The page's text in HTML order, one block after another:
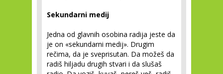
Sekundarni medij
Jedna od glavnih osobina radija jeste da
je on «sekundarni medij». Drugim
rečima, da je sveprisutan. Da možeš da
radiš hiljadu drugih stvari i da slušaš